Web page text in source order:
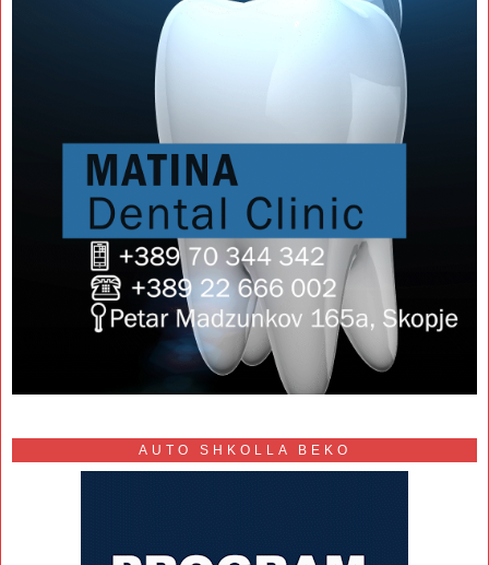
AUTO SHKOLLA BEKO